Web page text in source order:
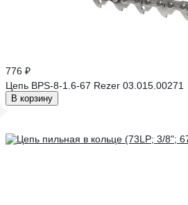
776 ₽
Цепь BPS-8-1.6-67 Rezer 03.015.00271
В корзину